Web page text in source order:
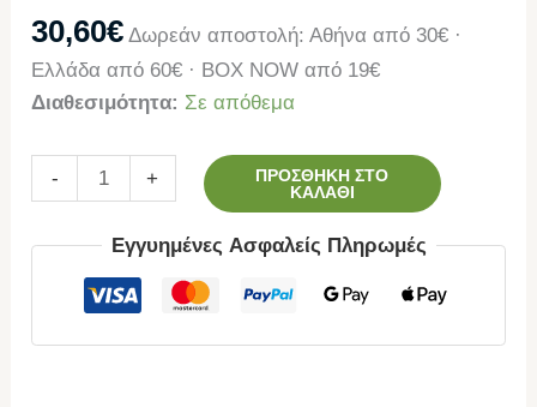
30,60€ Δωρεάν αποστολή: Αθήνα από 30€ ·
Ελλάδα από 60€ · BOX NOW από 19€
Διαθεσιμότητα: Σε απόθεμα
- +
ΠΡΟΣΘΉΚΗ ΣΤΟ
ΚΑΛΆΘΙ
Εγγυημένες Ασφαλείς Πληρωμές